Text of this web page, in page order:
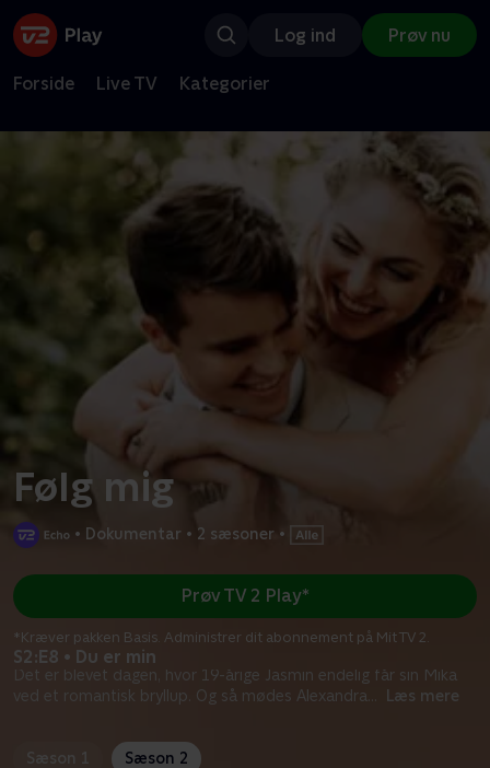
Log ind Prøv nu
Forside Live TV Kategorier
Følg mig
• Dokumentar • 2 sæsoner •
S2:E8 • Du er min
Det er blevet dagen, hvor 19-årige Jasmin endelig får sin Mika
ved et romantisk bryllup. Og så mødes Alexandra
Læs mere
Prøv TV 2 Play*
*Kræver pakken Basis. Administrer dit abonnement på Mit TV 2.
Sæson 1 Sæson 2